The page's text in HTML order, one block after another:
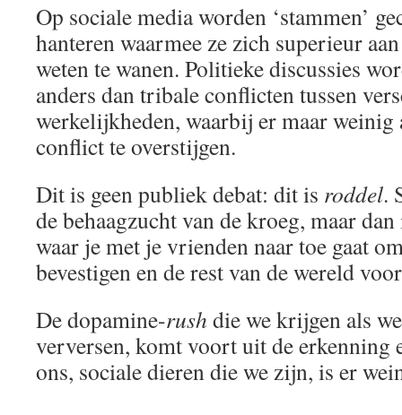
Op sociale media worden ‘stammen’
hanteren waarmee ze zich superieur
weten te wanen. Politieke discussies
anders dan tribale conflicten tussen
werkelijkheden, waarbij er maar
conflict te overstijgen.
Dit is geen publiek debat: dit is roddel.
de behaagzucht van de kroeg, maar
waar je met je vrienden naar toe gaat
bevestigen en de rest van de wereld
De dopamine-rush die we krijgen als
verversen, komt voort uit de erkenning
ons, sociale dieren die we zijn, is er